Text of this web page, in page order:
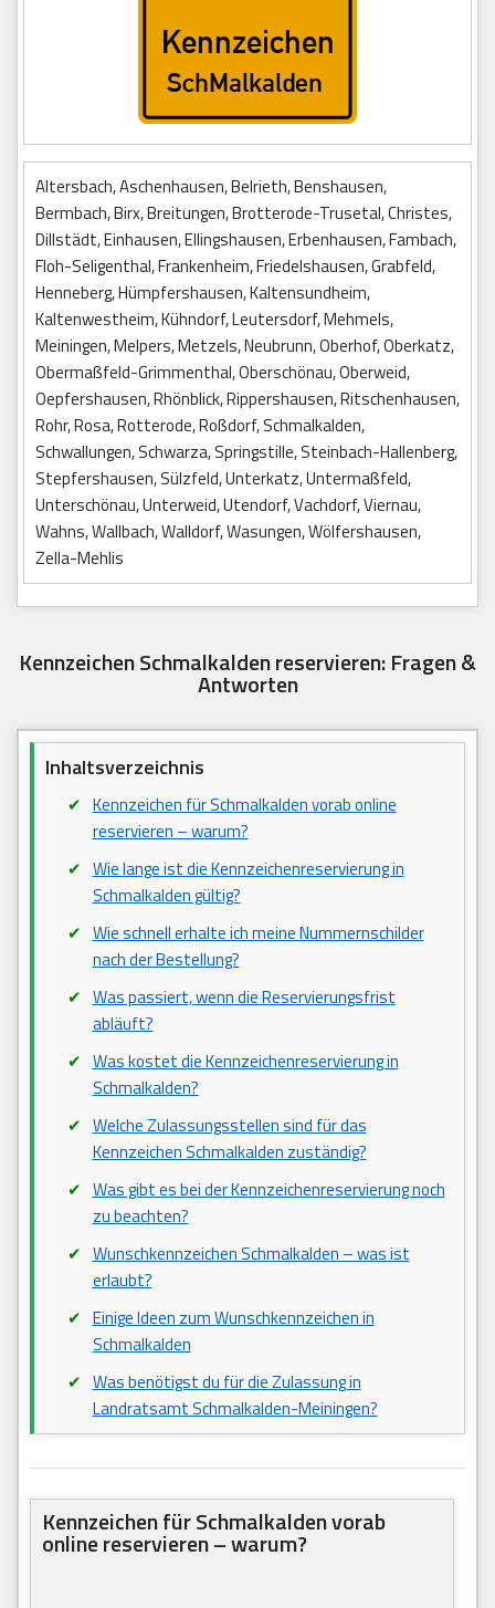
Altersbach, Aschenhausen, Belrieth, Benshausen,
Bermbach, Birx, Breitungen, Brotterode-Trusetal, Christes,
Dillstädt, Einhausen, Ellingshausen, Erbenhausen, Fambach,
Floh-Seligenthal, Frankenheim, Friedelshausen, Grabfeld,
Henneberg, Hümpfershausen, Kaltensundheim,
Kaltenwestheim, Kühndorf, Leutersdorf, Mehmels,
Meiningen, Melpers, Metzels, Neubrunn, Oberhof, Oberkatz,
Obermaßfeld-Grimmenthal, Oberschönau, Oberweid,
Oepfershausen, Rhönblick, Rippershausen, Ritschenhausen,
Rohr, Rosa, Rotterode, Roßdorf, Schmalkalden,
Schwallungen, Schwarza, Springstille, Steinbach-Hallenberg,
Stepfershausen, Sülzfeld, Unterkatz, Untermaßfeld,
Unterschönau, Unterweid, Utendorf, Vachdorf, Viernau,
Wahns, Wallbach, Walldorf, Wasungen, Wölfershausen,
Zella-Mehlis
Kennzeichen Schmalkalden reservieren: Fragen &
Antworten
Inhaltsverzeichnis
Kennzeichen für Schmalkalden vorab online
reservieren – warum?
Wie lange ist die Kennzeichenreservierung in
Schmalkalden gültig?
Wie schnell erhalte ich meine Nummernschilder
nach der Bestellung?
Was passiert, wenn die Reservierungsfrist
abläuft?
Was kostet die Kennzeichenreservierung in
Schmalkalden?
Welche Zulassungsstellen sind für das
Kennzeichen Schmalkalden zuständig?
Was gibt es bei der Kennzeichenreservierung noch
zu beachten?
Wunschkennzeichen Schmalkalden – was ist
erlaubt?
Einige Ideen zum Wunschkennzeichen in
Schmalkalden
Was benötigst du für die Zulassung in
Landratsamt Schmalkalden-Meiningen?
Kennzeichen für Schmalkalden vorab
online reservieren – warum?